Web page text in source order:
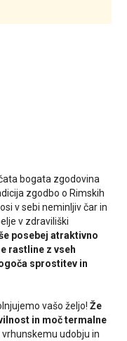
bogata zgodovina
zgodbo o Rimskih
v sebi neminljiv čar in
v zdraviliški
posebej atraktivno
rastline z vseh
sprostitev in
vašo željo!Že
in moč termalne
udobju in